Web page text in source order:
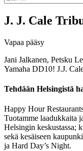
J. J. Cale
Vapaa pääsy
Jani Jalkanen, Petsku
Yamaha DD10! J.J.
Tehdään Helsingistä
Happy Hour
Tuotamme laadukkaita
Helsingin keskustassa;
sekä kesäiseen
ja Hard Day’s Night.